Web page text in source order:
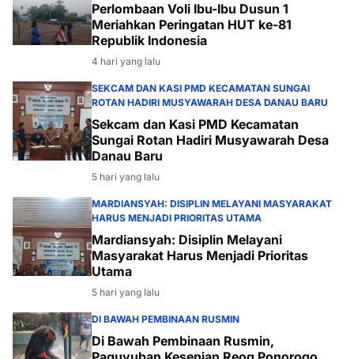
Perlombaan Voli Ibu-Ibu Dusun 1
Meriahkan Peringatan HUT ke-81
Republik Indonesia
4 hari yang lalu
SEKCAM DAN KASI PMD KECAMATAN SUNGAI
ROTAN HADIRI MUSYAWARAH DESA DANAU BARU
Sekcam dan Kasi PMD Kecamatan
Sungai Rotan Hadiri Musyawarah Desa
Danau Baru
5 hari yang lalu
MARDIANSYAH: DISIPLIN MELAYANI MASYARAKAT
HARUS MENJADI PRIORITAS UTAMA
Mardiansyah: Disiplin Melayani
Masyarakat Harus Menjadi Prioritas
Utama
5 hari yang lalu
DI BAWAH PEMBINAAN RUSMIN
Di Bawah Pembinaan Rusmin,